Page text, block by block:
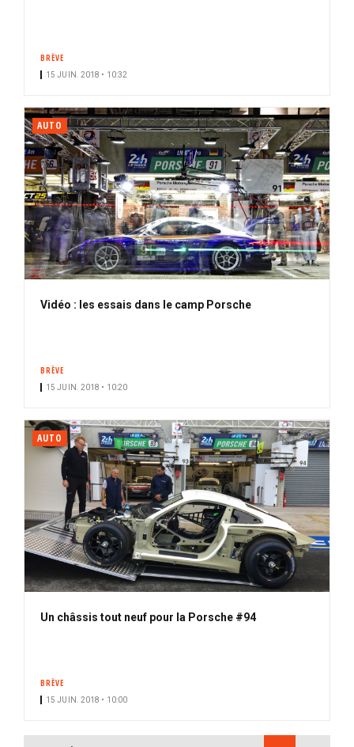
BRÈVE
15 JUIN. 2018 • 10:32
AUTO
Vidéo : les essais dans le camp Porsche
BRÈVE
15 JUIN. 2018 • 10:20
AUTO
Un châssis tout neuf pour la Porsche #94
BRÈVE
15 JUIN. 2018 • 10:00